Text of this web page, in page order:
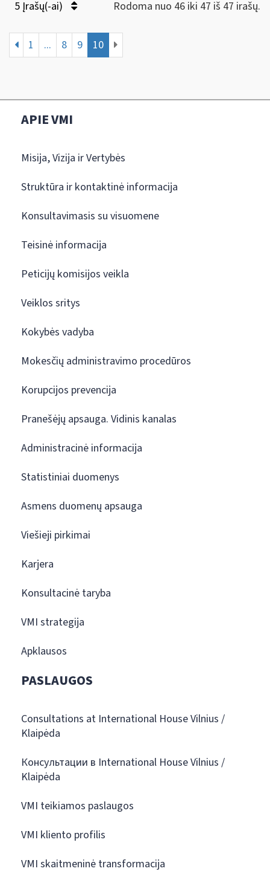
5 Įrašų(-ai) Rodoma nuo 46 iki 47 iš 47 irašų.
1 ... 8 9 10
APIE VMI
Misija, Vizija ir Vertybės
Struktūra ir kontaktinė informacija
Konsultavimasis su visuomene
Teisinė informacija
Peticijų komisijos veikla
Veiklos sritys
Kokybės vadyba
Mokesčių administravimo procedūros
Korupcijos prevencija
Pranešėjų apsauga. Vidinis kanalas
Administracinė informacija
Statistiniai duomenys
Asmens duomenų apsauga
Viešieji pirkimai
Karjera
Konsultacinė taryba
VMI strategija
Apklausos
PASLAUGOS
Consultations at International House Vilnius /
Klaipėda
Консультации в International House Vilnius /
Klaipėda
VMI teikiamos paslaugos
VMI kliento profilis
VMI skaitmeninė transformacija